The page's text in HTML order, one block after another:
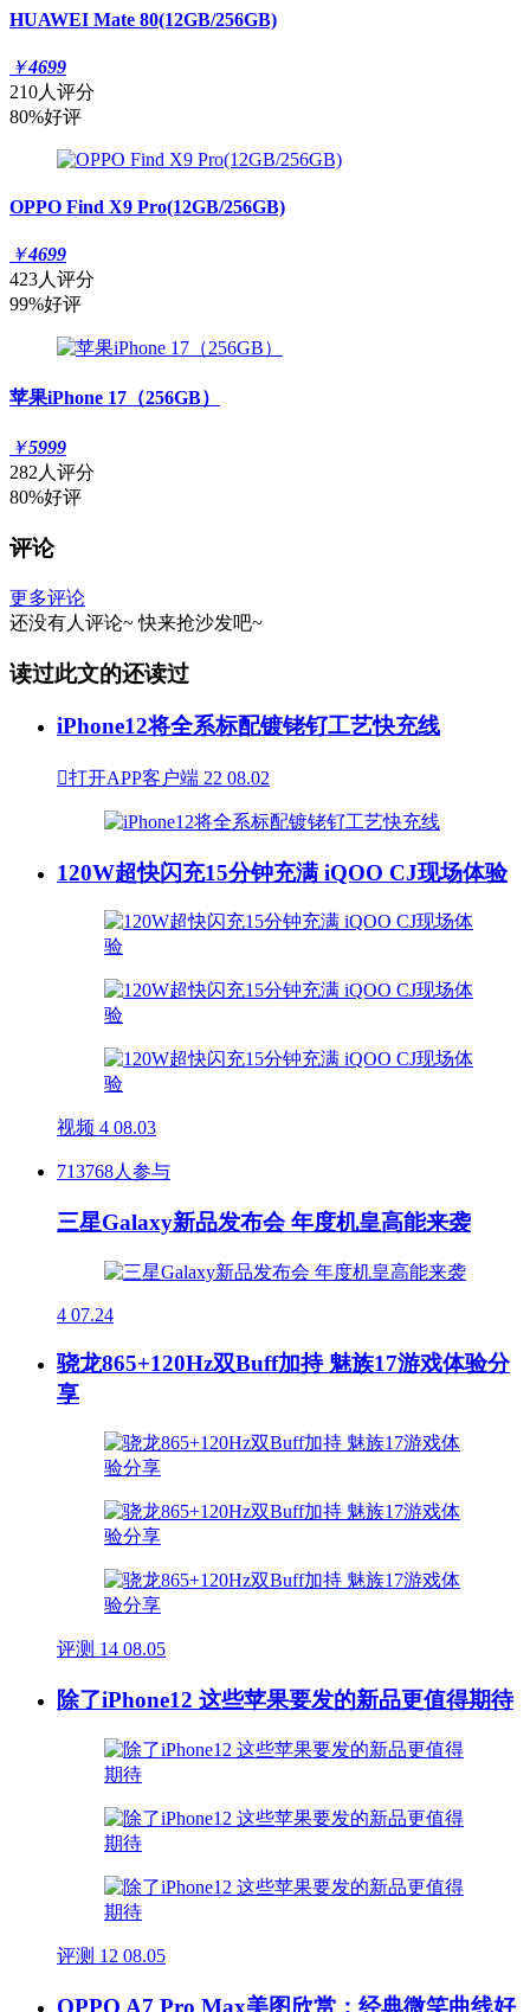
HUAWEI Mate 80(12GB/256GB)
￥4699
210人评分
80%好评
OPPO Find X9 Pro(12GB/256GB)
￥4699
423人评分
99%好评
苹果iPhone 17（256GB）
￥5999
282人评分
80%好评
评论
更多评论
还没有人评论~ 快来抢沙发吧~
读过此文的还读过
iPhone12将全系标配镀铑钌工艺快充线
打开APP客户端 22 08.02
120W超快闪充15分钟充满 iQOO CJ现场体验
视频 4 08.03
713768人参与
三星Galaxy新品发布会 年度机皇高能来袭
4 07.24
骁龙865+120Hz双Buff加持 魅族17游戏体验分
享
评测 14 08.05
除了iPhone12 这些苹果要发的新品更值得期待
评测 12 08.05
OPPO A7 Pro Max美图欣赏：经典微笑曲线好